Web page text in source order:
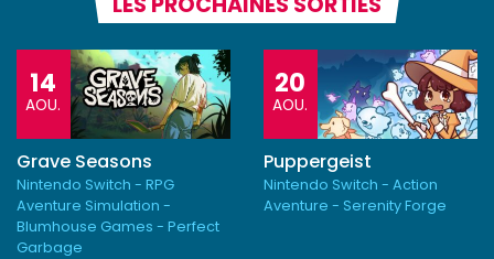
14
AOU.
Grave Seasons
Nintendo Switch - RPG
Aventure Simulation -
Blumhouse Games - Perfect
Garbage
20
AOU.
Puppergeist
Nintendo Switch - Action
Aventure - Serenity Forge